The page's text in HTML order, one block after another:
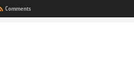
Comments